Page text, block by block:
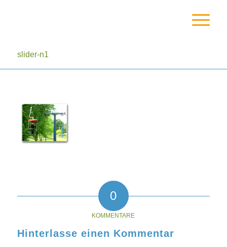
slider-n1
0
KOMMENTARE
Hinterlasse einen Kommentar